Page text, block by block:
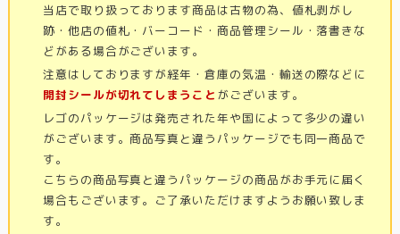
当店で取り扱っております商品は古物の為、値札剥がし
跡・他店の値札・バーコード・商品管理シール・落書きな
どがある場合がございます。
注意はしておりますが経年・倉庫の気温・輸送の際などに
開封シールが切れてしまうこと がございます。
レゴのパッケージは発売された年や国によって多少の違い
がございます。商品写真と違うパッケージでも同一商品で
す。
こちらの商品写真と違うパッケージの商品がお手元に届く
場合もございます。ご了承いただけますようお願い致しま
す。